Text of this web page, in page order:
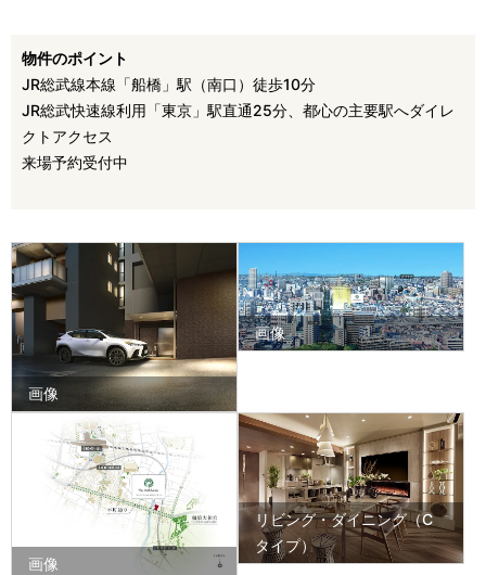
物件のポイント
JR総武線本線「船橋」駅（南口）徒歩10分
JR総武快速線利用「東京」駅直通25分、都心の主要駅へダイレ
クトアクセス
来場予約受付中
画像
画像
画像
リビング・ダイニング（C
タイプ）